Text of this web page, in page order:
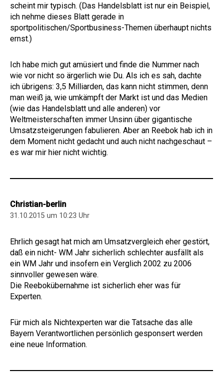
scheint mir typisch. (Das Handelsblatt ist nur ein Beispiel,
ich nehme dieses Blatt gerade in
sportpolitischen/Sportbusiness-Themen überhaupt nichts
ernst.)
Ich habe mich gut amüsiert und finde die Nummer nach
wie vor nicht so ärgerlich wie Du. Als ich es sah, dachte
ich übrigens: 3,5 Milliarden, das kann nicht stimmen, denn
man weiß ja, wie umkämpft der Markt ist und das Medien
(wie das Handelsblatt und alle anderen) vor
Weltmeisterschaften immer Unsinn über gigantische
Umsatzsteigerungen fabulieren. Aber an Reebok hab ich in
dem Moment nicht gedacht und auch nicht nachgeschaut –
es war mir hier nicht wichtig.
Christian-berlin
31.10.2015 um 10:23 Uhr
Ehrlich gesagt hat mich am Umsatzvergleich eher gestört,
daß ein nicht- WM Jahr sicherlich schlechter ausfällt als
ein WM Jahr und insofern ein Verglich 2002 zu 2006
sinnvoller gewesen wäre.
Die Reebokübernahme ist sicherlich eher was für
Experten.
Für mich als Nichtexperten war die Tatsache das alle
Bayern Verantwortlichen persönlich gesponsert werden
eine neue Information.